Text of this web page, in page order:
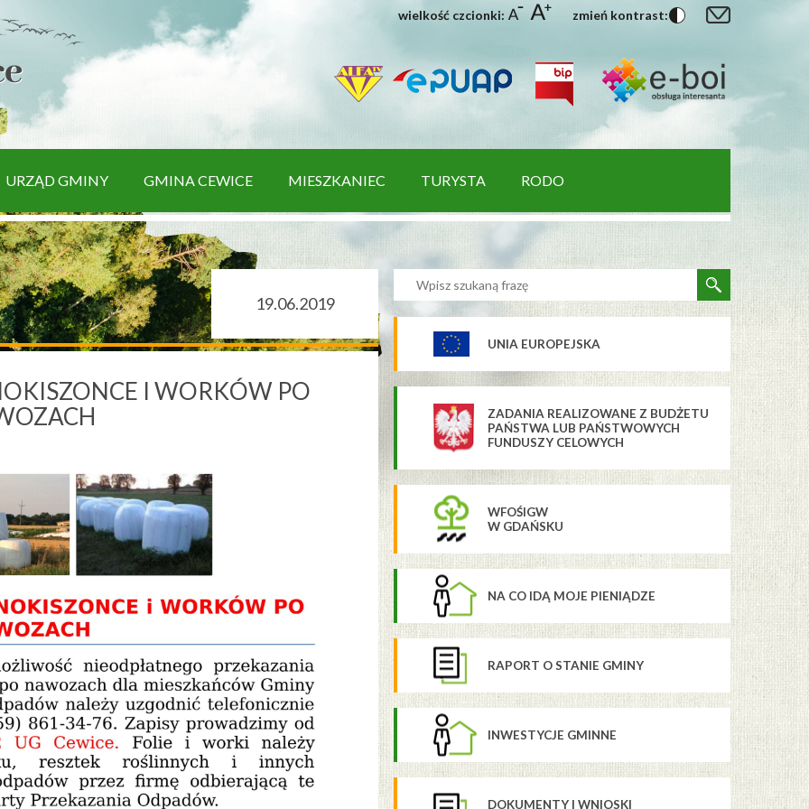
wielkość czcionki: zmień kontrast:
URZĄD GMINY GMINA CEWICE MIESZKANIEC TURYSTA RODO
19.06.2019
I WORKÓW PO
UNIA EUROPEJSKA
ZADANIA REALIZOWANE Z BUDŻETU
PAŃSTWA LUB PAŃSTWOWYCH
FUNDUSZY CELOWYCH
WFOŚIGW
W GDAŃSKU
NA CO IDĄ MOJE PIENIĄDZE
RAPORT O STANIE GMINY
INWESTYCJE GMINNE
DOKUMENTY I WNIOSKI